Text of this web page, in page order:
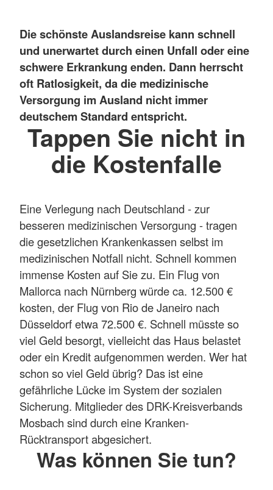
Die schönste Auslandsreise kann schnell
und unerwartet durch einen Unfall oder eine
schwere Erkrankung enden. Dann herrscht
oft Ratlosigkeit, da die medizinische
Versorgung im Ausland nicht immer
deutschem Standard entspricht.
Tappen Sie nicht in
die Kostenfalle
Eine Verlegung nach Deutschland - zur
besseren medizinischen Versorgung - tragen
die gesetzlichen Krankenkassen selbst im
medizinischen Notfall nicht. Schnell kommen
immense Kosten auf Sie zu. Ein Flug von
Mallorca nach Nürnberg würde ca. 12.500 €
kosten, der Flug von Rio de Janeiro nach
Düsseldorf etwa 72.500 €. Schnell müsste so
viel Geld besorgt, vielleicht das Haus belastet
oder ein Kredit aufgenommen werden. Wer hat
schon so viel Geld übrig? Das ist eine
gefährliche Lücke im System der sozialen
Sicherung. Mitglieder des DRK-Kreisverbands
Mosbach sind durch eine Kranken-
Rücktransport abgesichert.
Was können Sie tun?